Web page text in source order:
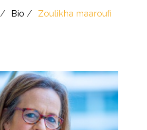
/ Bio / Zoulikha maaroufi